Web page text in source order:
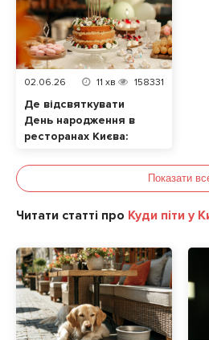
02.06.26 11 хв 158331
Де відсвяткувати
День народження в
ресторанах Києва:
Показати
Читати статті про Куди піти у